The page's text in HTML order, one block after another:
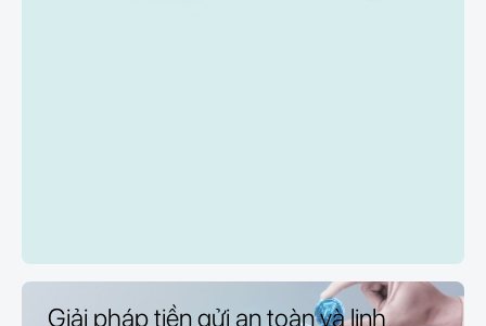
Giải pháp tiền gửi an toàn và linh